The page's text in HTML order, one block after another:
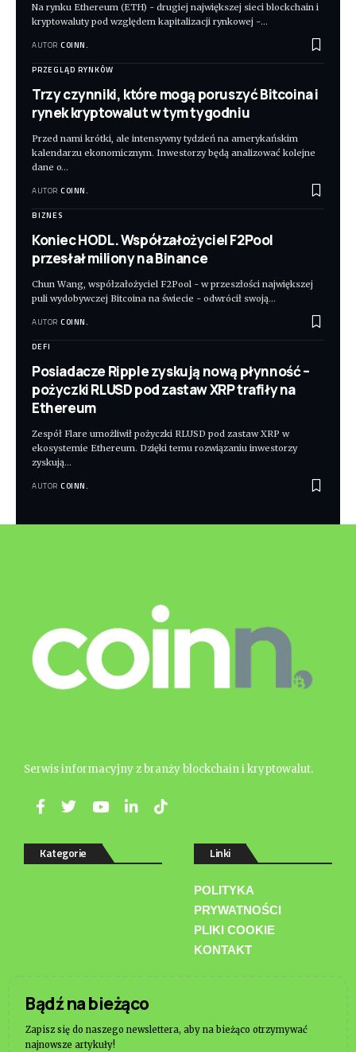
Na rynku Ethereum (ETH) - drugiej największej sieci blockchain i
kryptowaluty pod względem kapitalizacji rynkowej -…
AUTOR COINN.
PRZEGLĄD RYNKÓW
Trzy czynniki, które mogą poruszyć Bitcoina i
rynek kryptowalut w tym tygodniu
Przed nami krótki, ale intensywny tydzień na amerykańskim
kalendarzu ekonomicznym. Inwestorzy będą analizować kolejne
dane o…
AUTOR COINN.
BIZNES
Koniec HODL. Współzałożyciel F2Pool
przesłał miliony na Binance
Chun Wang, współzałożyciel F2Pool - w przeszłości największej
puli wydobywczej Bitcoina na świecie - odwrócił swoją…
AUTOR COINN.
DEFI
Posiadacze Ripple zyskują nową płynność –
pożyczki RLUSD pod zastaw XRP trafiły na
Ethereum
Zespół Flare umożliwił pożyczki RLUSD pod zastaw XRP w
ekosystemie Ethereum. Dzięki temu rozwiązaniu inwestorzy
zyskują…
AUTOR COINN.
Serwis informacyjny z branży blockchain i kryptowalut.
Kategorie Linki
POLITYKA
PRYWATNOŚCI
PLIKI COOKIE
KONTAKT
Bądź na bieżąco
Zapisz się do naszego newslettera, aby na bieżąco otrzymywać
najnowsze artykuły!